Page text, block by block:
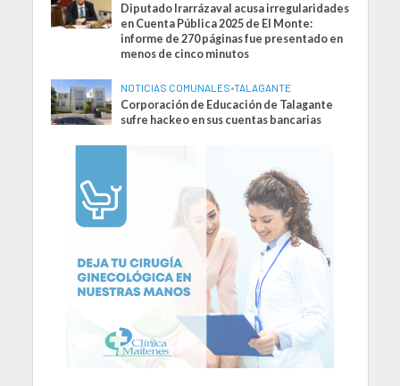
Diputado Irarrázaval acusa irregularidades
en Cuenta Pública 2025 de El Monte:
informe de 270 páginas fue presentado en
menos de cinco minutos
NOTICIAS COMUNALES•TALAGANTE
Corporación de Educación de Talagante
sufre hackeo en sus cuentas bancarias